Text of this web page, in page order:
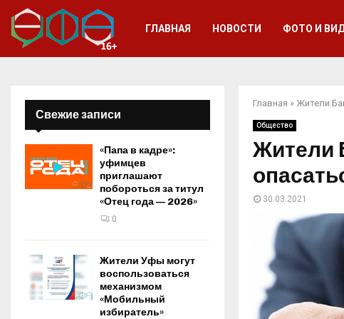
ГЛАВНАЯ НОВОСТИ ФОТО И
Главная » Жители
Общество
Жители
30.03.2021
Свежие записи
«Папа в кадре»:
уфимцев
приглашают
побороться за титул
«Отец года — 2026»
0
Жители Уфы могут
воспользоваться
механизмом
«Мобильный
избиратель»